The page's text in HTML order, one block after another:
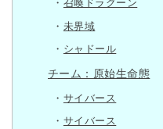
召喚ドラグーン
未界域
シャドール
チーム：原始生命態
サイバース
サイバース